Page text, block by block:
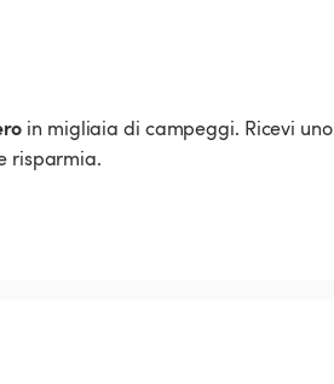
in migliaia di campeggi. Ricevi uno
risparmia.